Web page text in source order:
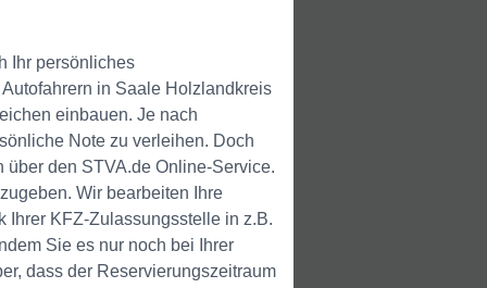
Ihr persönliches
in Saale Holzlandkreis
einbauen. Je nach
Note zu verleihen. Doch
den STVA.de Online-Service.
Wir bearbeiten Ihre
Ihrer KFZ-Zulassungsstelle in z.B.
Sie es nur noch bei Ihrer
dass der Reservierungszeitraum